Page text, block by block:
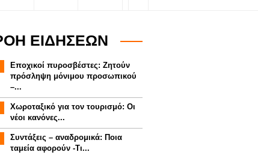
ΕΙΔΗΣΕΩΝ
Εποχικοί πυροσβέστες: Ζητούν
πρόσληψη μόνιμου προσωπικού
–...
Χωροταξικό για τον τουρισμό: Οι
νέοι κανόνες...
Συντάξεις – αναδρομικά: Ποια
ταμεία αφορούν -Τι...